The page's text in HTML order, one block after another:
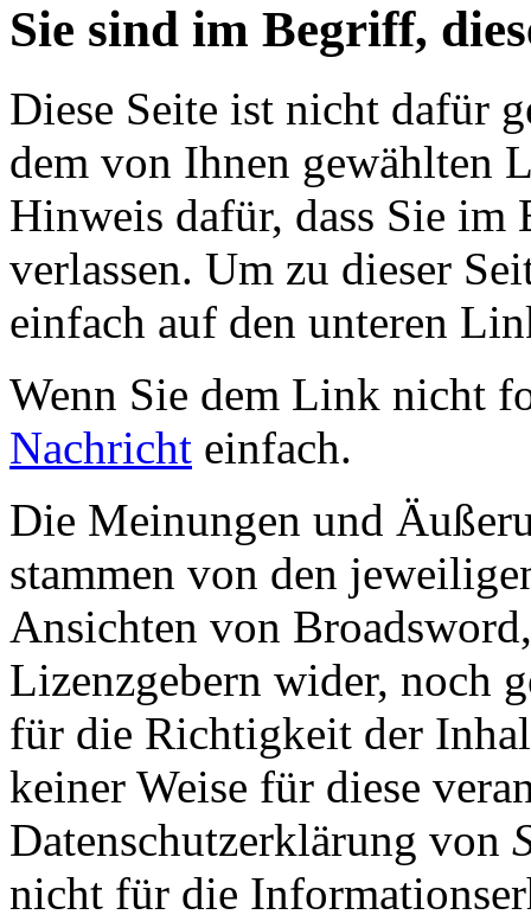
Sie sind im Begriff,
Diese Seite ist nicht dafür
dem von Ihnen gewählten
Hinweis dafür, dass Sie im
verlassen. Um zu dieser
einfach auf den unteren
Wenn Sie dem Link nicht
Nachricht einfach.
Die Meinungen und
stammen von den
Ansichten von
Lizenzgebern wider, noch
für die Richtigkeit der
keiner Weise für diese
Datenschutzerklärung von
nicht für die